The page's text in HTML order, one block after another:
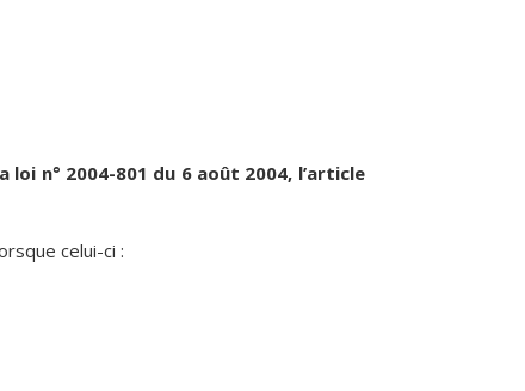
n° 2004-801 du 6 août 2004, l’article
celui-ci :